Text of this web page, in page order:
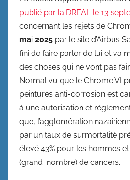
publié par la DREAL le 13
concernant les rejets de
mai 2025 par le site d’Airbus
fini de faire parler de lui et va
des choses qui ne vont pas
Normal vu que le Chrome VI
peintures anti-corrosion est
à une autorisation et
que, l’agglomération
par un taux de surmortalité
élevé 43% pour les hommes
(grand nombre) de cancers.